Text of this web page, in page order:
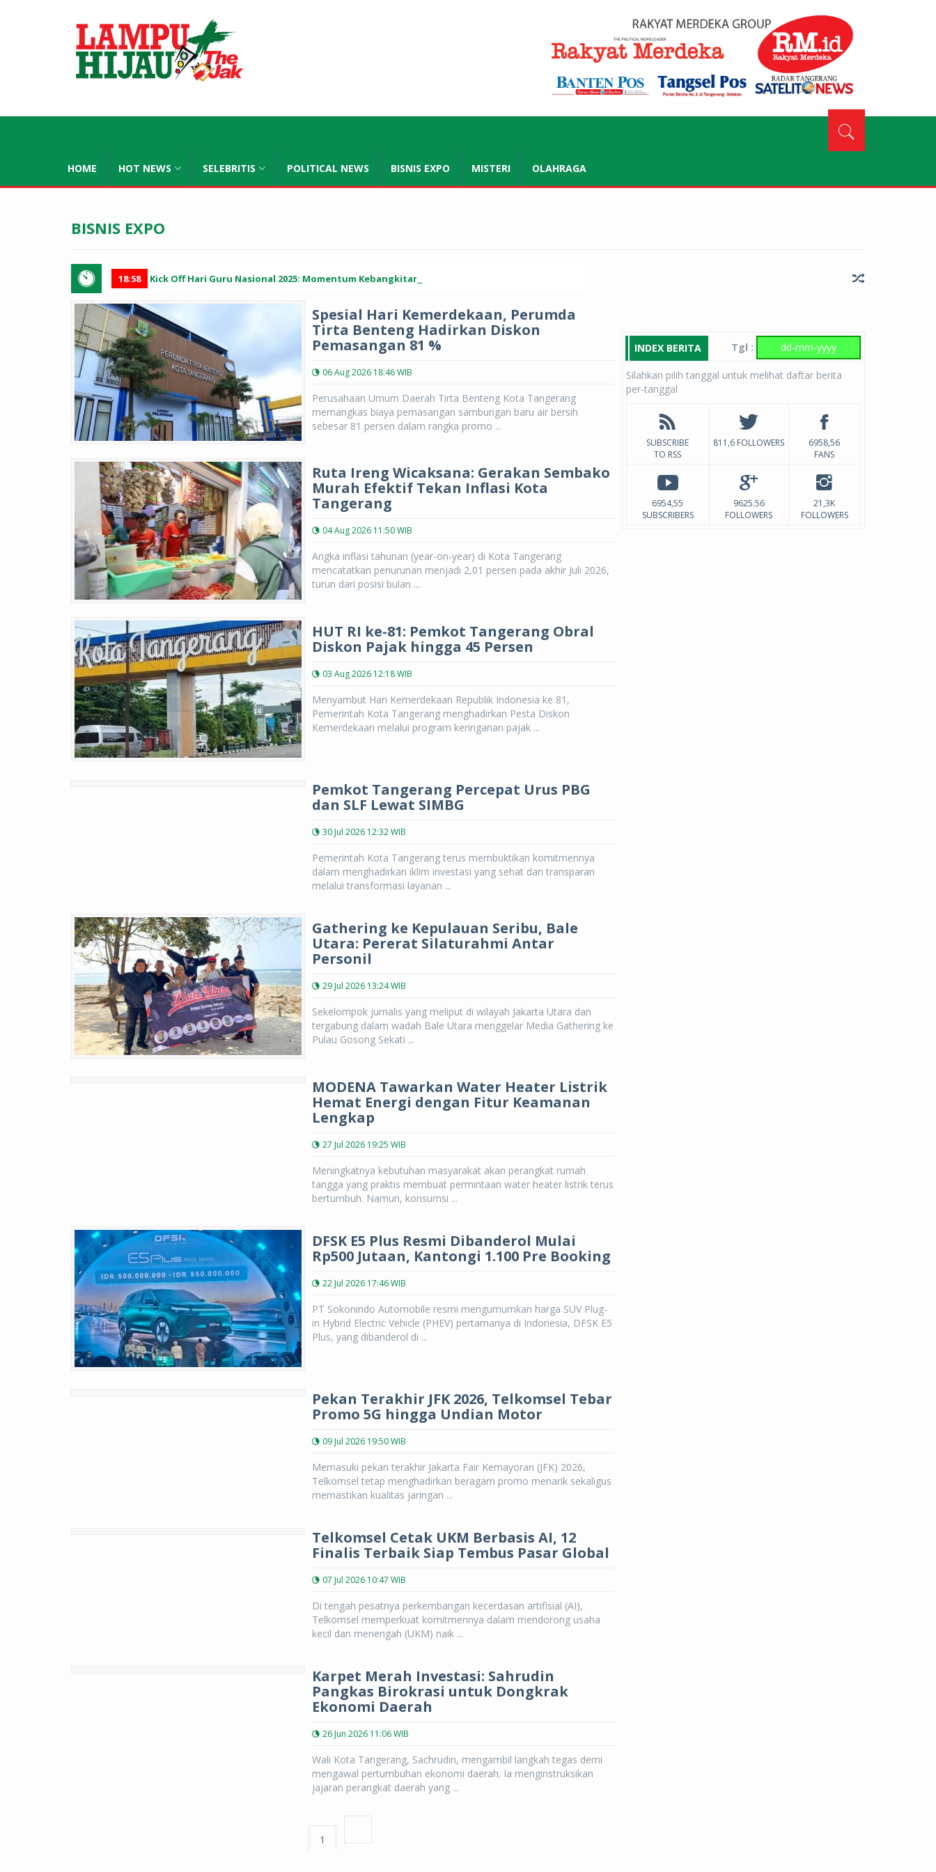
HOME HOT NEWS SELEBRITIS POLITICAL NEWS BISNIS EXPO MISTERI OLAHRAGA
BISNIS EXPO
18:58 Kick Off Hari Guru Nasional 2025: Momentum Kebangkitan Pendidikan Madrasah
Spesial Hari Kemerdekaan, Perumda
Tirta Benteng Hadirkan Diskon
Pemasangan 81 %
06 Aug 2026 18:46 WIB
Perusahaan Umum Daerah Tirta Benteng Kota Tangerang
memangkas biaya pemasangan sambungan baru air bersih
sebesar 81 persen dalam rangka promo ...
Ruta Ireng Wicaksana: Gerakan Sembako
Murah Efektif Tekan Inflasi Kota
Tangerang
04 Aug 2026 11:50 WIB
Angka inflasi tahunan (year-on-year) di Kota Tangerang
mencatatkan penurunan menjadi 2,01 persen pada akhir Juli 2026,
turun dari posisi bulan ...
HUT RI ke-81: Pemkot Tangerang Obral
Diskon Pajak hingga 45 Persen
03 Aug 2026 12:18 WIB
Menyambut Hari Kemerdekaan Republik Indonesia ke 81,
Pemerintah Kota Tangerang menghadirkan Pesta Diskon
Kemerdekaan melalui program keringanan pajak ...
Pemkot Tangerang Percepat Urus PBG
dan SLF Lewat SIMBG
30 Jul 2026 12:32 WIB
Pemerintah Kota Tangerang terus membuktikan komitmennya
dalam menghadirkan iklim investasi yang sehat dan transparan
melalui transformasi layanan ...
Gathering ke Kepulauan Seribu, Bale
Utara: Pererat Silaturahmi Antar
Personil
29 Jul 2026 13:24 WIB
Sekelompok jurnalis yang meliput di wilayah Jakarta Utara dan
tergabung dalam wadah Bale Utara menggelar Media Gathering ke
Pulau Gosong Sekati ...
MODENA Tawarkan Water Heater Listrik
Hemat Energi dengan Fitur Keamanan
Lengkap
27 Jul 2026 19:25 WIB
Meningkatnya kebutuhan masyarakat akan perangkat rumah
tangga yang praktis membuat permintaan water heater listrik terus
bertumbuh. Namun, konsumsi ...
DFSK E5 Plus Resmi Dibanderol Mulai
Rp500 Jutaan, Kantongi 1.100 Pre Booking
22 Jul 2026 17:46 WIB
PT Sokonindo Automobile resmi mengumumkan harga SUV Plug-
in Hybrid Electric Vehicle (PHEV) pertamanya di Indonesia, DFSK E5
Plus, yang dibanderol di ...
Pekan Terakhir JFK 2026, Telkomsel Tebar
Promo 5G hingga Undian Motor
09 Jul 2026 19:50 WIB
Memasuki pekan terakhir Jakarta Fair Kemayoran (JFK) 2026,
Telkomsel tetap menghadirkan beragam promo menarik sekaligus
memastikan kualitas jaringan ...
Telkomsel Cetak UKM Berbasis AI, 12
Finalis Terbaik Siap Tembus Pasar Global
07 Jul 2026 10:47 WIB
Di tengah pesatnya perkembangan kecerdasan artifisial (AI),
Telkomsel memperkuat komitmennya dalam mendorong usaha
kecil dan menengah (UKM) naik ...
Karpet Merah Investasi: Sahrudin
Pangkas Birokrasi untuk Dongkrak
Ekonomi Daerah
26 Jun 2026 11:06 WIB
Wali Kota Tangerang, Sachrudin, mengambil langkah tegas demi
mengawal pertumbuhan ekonomi daerah. Ia menginstruksikan
jajaran perangkat daerah yang ...
1
INDEX BERITA Tgl :
Silahkan pilih tanggal untuk melihat daftar berita
per-tanggal
SUBSCRIBE
TO RSS
811,6 FOLLOWERS
6958,56
FANS
6954,55
SUBSCRIBERS
9625.56
FOLLOWERS
21,3K
FOLLOWERS